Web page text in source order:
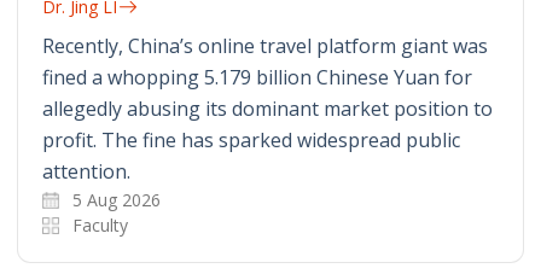
Dr. Jing LI
Recently, China’s online travel platform giant was
fined a whopping 5.179 billion Chinese Yuan for
allegedly abusing its dominant market position to
profit. The fine has sparked widespread public
attention.
5 Aug 2026
Faculty